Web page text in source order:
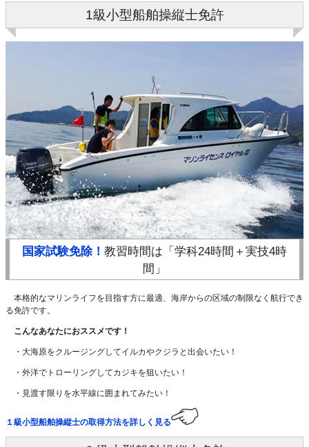
1級小型船舶操縦士免許
国家試験免除！ 教習時間は「学科24時間＋実技4時
間」
本格的なマリンライフを目指す方に最適、海岸からの区域の制限なく航行でき
る免許です。
こんなあなたにおススメです！
・大海原をクルージングしてイルカやクジラと出会いたい！
・外洋でトローリングしてカジキを狙いたい！
・見渡す限りを水平線に囲まれてみたい！
１級小型船舶操縦士の取得方法を詳しく見る